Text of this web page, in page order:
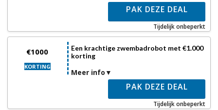
PAK DEZE DEAL
Tijdelijk onbeperkt
€1000
KORTING
Een krachtige zwembadrobot met €1.000
korting
Meer info
PAK DEZE DEAL
Tijdelijk onbeperkt